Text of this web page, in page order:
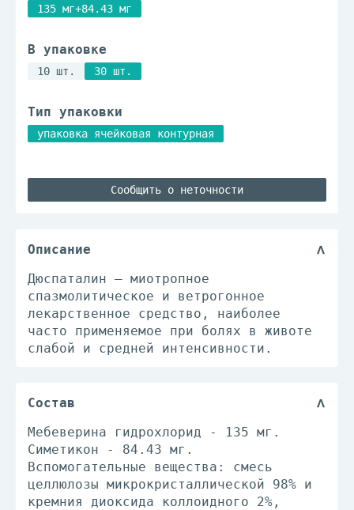
135 мг+84.43 мг
В упаковке
10 шт. 30 шт.
Тип упаковки
упаковка ячейковая контурная
Сообщить о неточности
Описание
Дюспаталин — миотропное
спазмолитическое и ветрогонное
лекарственное средство, наиболее
часто применяемое при болях в животе
слабой и средней интенсивности.
Состав
Мебеверина гидрохлорид - 135 мг.
Симетикон - 84.43 мг.
Вспомогательные вещества: смесь
целлюлозы микрокристаллической 98% и
кремния диоксида коллоидного 2%,